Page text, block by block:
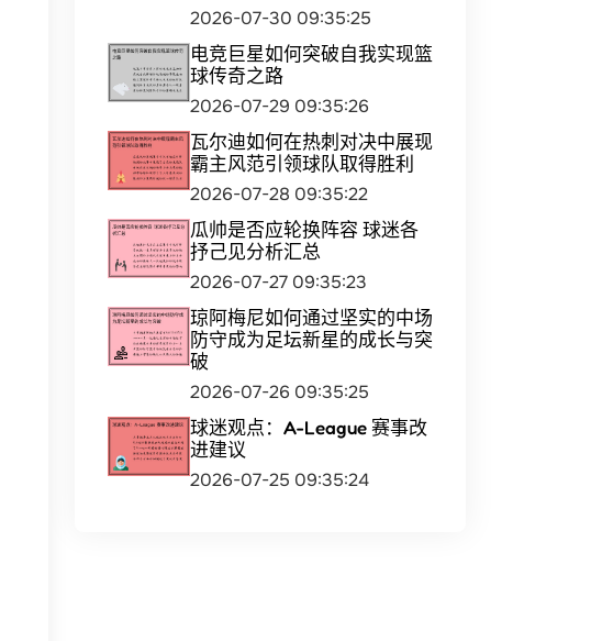
2026-07-30 09:35:25
电竞巨星如何突破自我实现篮
球传奇之路
2026-07-29 09:35:26
瓦尔迪如何在热刺对决中展现
霸主风范引领球队取得胜利
2026-07-28 09:35:22
瓜帅是否应轮换阵容 球迷各
抒己见分析汇总
2026-07-27 09:35:23
琼阿梅尼如何通过坚实的中场
防守成为足坛新星的成长与突
破
2026-07-26 09:35:25
球迷观点：A-League 赛事改
进建议
2026-07-25 09:35:24